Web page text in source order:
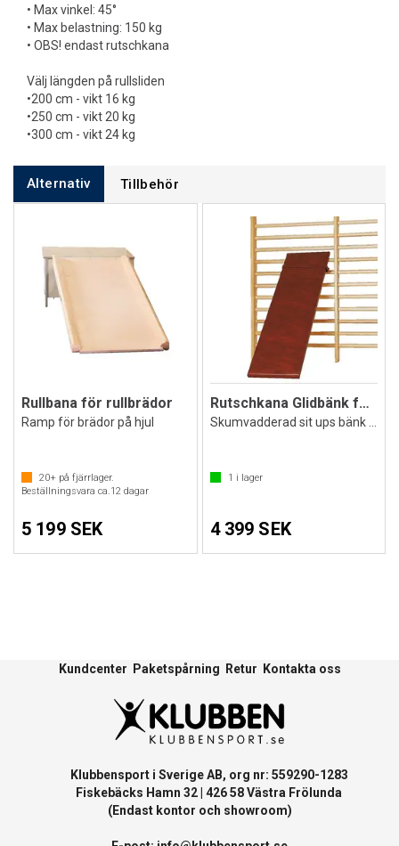
• Max vinkel: 45°
• Max belastning: 150 kg
• OBS! endast rutschkana
Välj längden på rullsliden
•200 cm - vikt 16 kg
•250 cm - vikt 20 kg
•300 cm - vikt 24 kg
Alternativ Tillbehör
Rullbana för rullbrädor
Ramp för brädor på hjul
20+ på fjärrlager.
Beställningsvara ca.12 dagar
5 199 SEK
Rutschkana Glidbänk för ribbstol
1 i lager
4 399 SEK
Kundcenter Paketspårning Retur Kontakta oss
Klubbensport i Sverige AB, org nr: 559290-1283
Fiskebäcks Hamn 32 | 426 58 Västra Frölunda
(Endast kontor och showroom)